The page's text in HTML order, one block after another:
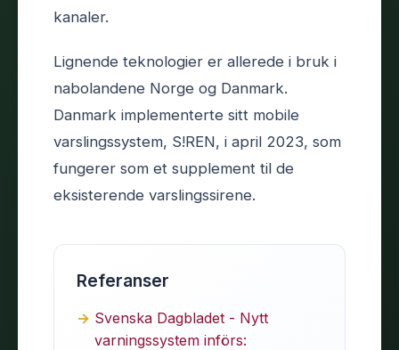
kanaler.
Lignende teknologier er allerede i bruk i
nabolandene Norge og Danmark.
Danmark implementerte sitt mobile
varslingssystem, S!REN, i april 2023, som
fungerer som et supplement til de
eksisterende varslingssirene.
Referanser
Svenska Dagbladet - Nytt
varningssystem införs: